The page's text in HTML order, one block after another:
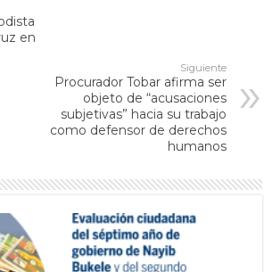
en
Siguiente
Procurador Tobar afirma ser
objeto de “acusaciones
subjetivas” hacia su trabajo
como defensor de derechos
humanos